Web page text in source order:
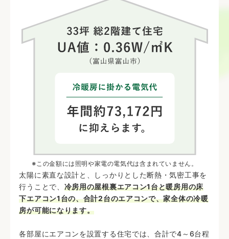
※この金額には照明や家電の電気代は含まれていません。
太陽に素直な設計と、しっかりとした断熱・気密工事を
行うことで、 冷房用の屋根裏エアコン1台と暖房用の床
下エアコン1台の、合計2台のエアコンで、家全体の冷暖
房が可能になります。
各部屋にエアコンを設置する住宅では、合計で4～6台程